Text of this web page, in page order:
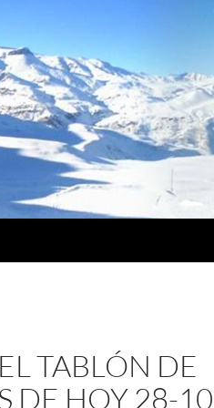
TABLÓN DE
DE HOY 28-